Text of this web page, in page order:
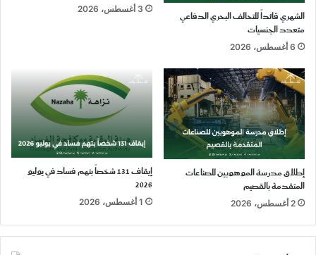
الشهري قائداً للتحالف البحري الدفاعي
متعدد الجنسيات
6 أغسطس، 2026
3 أغسطس، 2026
إطلاق مدرسة الموهوبين للصناعات
المتقدمة بالقصيم
2 أغسطس، 2026
إيقاف 131 شخصاً بتهم فساد في يوليو
2026
1 أغسطس، 2026